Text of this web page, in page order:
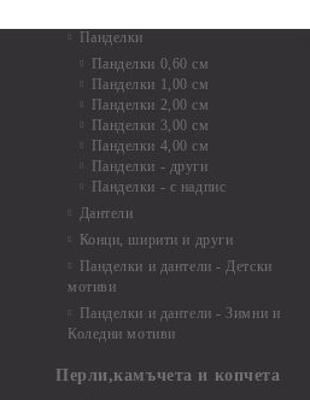
Панделки
Панделки 0,60 см
Панделки 1,00 см
Панделки 2,00 см
Панделки 3,00 см
Панделки 4,00 см
Панделки - други
Панделки - с надпис
Дантели
Конци, ширити и други
Панделки и дантели - Детски
мотиви
Панделки и дантели - Зимни и
Коледни мотиви
Перли,камъчета и копчета